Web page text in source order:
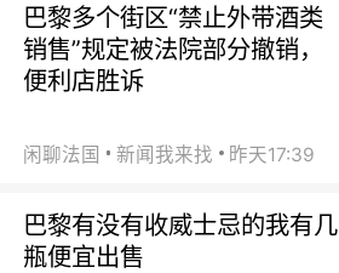
巴黎多个街区“禁止外带酒类
销售”规定被法院部分撤销，
便利店胜诉
闲聊法国 新闻我来找 昨天17:39
巴黎有没有收威士忌的我有几
瓶便宜出售